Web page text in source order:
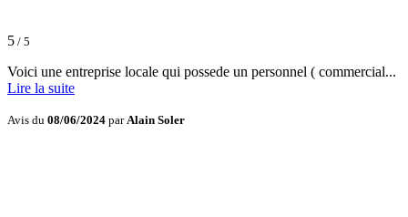
5 / 5
Voici une entreprise locale qui possede un personnel ( commercial...
Lire la suite
Avis du 08/06/2024 parAlain Soler